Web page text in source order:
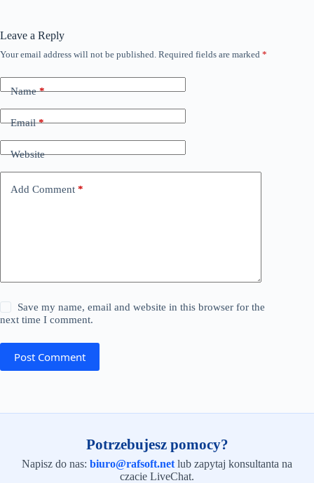
Leave a Reply
Your email address will not be published. Required fields are marked *
Name*
Email*
Website
Add Comment *
Save my name, email and website in this browser for the
next time I comment.
Post Comment
Potrzebujesz pomocy?
Napisz do nas: biuro@rafsoft.net lub zapytaj konsultanta na
czacie LiveChat.